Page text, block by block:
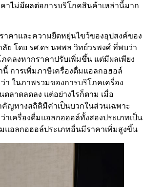
าไม่มีผลต่อการบริโภคสินค้าเหล่านี้มาก
าคาและความยืดหยุ่นไขว้ของอุปสงค์ของ
ย โดย รศ.ดร.นพพล วิทย์วรพงศ์ ที่พบว่า
คลงหากราคาปรับเพิ่มขึ้น แต่มีผลเพียง
การเพิ่มภาษีเครื่องดื่มแอลกอฮอล์
ในภาพรวมของการบริโภคเครื่อง
ลาดลดลง แต่อย่างไรก็ตาม เมื่อ
ญทางสถิติมีค่าเป็นบวกในส่วนเฉพาะ
เครื่องดื่มแอลกอฮอล์ทั้งสองประเภทเป็น
แอลกอฮอล์ประเภทอื่นมีราคาเพิ่มสูงขึ้น